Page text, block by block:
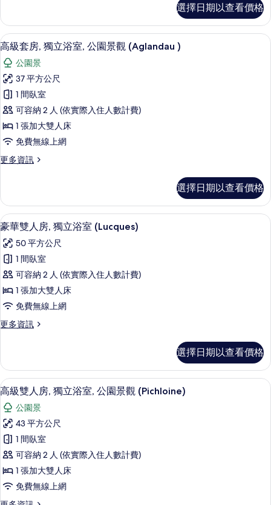
獨
立
浴
室,
公
園
景
觀
(Verdale)
的
相
片
雙
人
或
雙
床
房,
獨
立
浴
室,
公
園
觀
詳
情
選擇日期以查看價格
顯
示
高
級
套
房,
獨
浴
公
園
景
觀
(Aglandau
)
的
所
有
20
高級套房, 獨立浴室, 公園景觀 (Aglandau )
公園景
37 平方公尺
1 間臥室
可容納 2 人 (依實際入住人數計費)
1 張加大雙人床
免費無線上網
更多資訊
更
套
房,
獨
浴
室,
公
園
景
觀
(Aglandau
)
選擇日期以查看價格
顯
示
豪
華
雙
人
獨
浴
室
(Lucques)
的
所
有
相
片
豪華雙人房, 獨立浴室 (Lucques) | 客房
19
豪華雙人房, 獨立浴室 (Lucques)
50 平方公尺
1 間臥室
可容納 2 人 (依實際入住人數計費)
1 張加大雙人床
免費無線上網
更多資訊
更
雙
人
房,
獨
立
浴
室
(Lucques)
的
詳
情
選擇日期以查看價格
顯
示
高
級
雙
人
房,
高級雙人房, 獨立浴室, 公園景觀
19
高級雙人房, 獨立浴室, 公園景觀 (Pichloine)
公園景
43 平方公尺
1 間臥室
可容納 2 人 (依實際入住人數計費)
1 張加大雙人床
免費無線上網